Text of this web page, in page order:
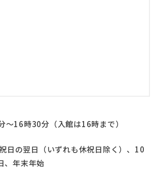
～16時30分（入館は16時まで）
日の翌日（いずれも休祝日除く）、10
、年末年始